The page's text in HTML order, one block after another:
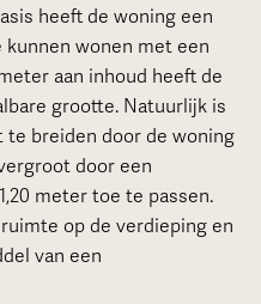
heeft de woning een
wonen met een
aan inhoud heeft de
grootte. Natuurlijk is
breiden door de woning
door een
meter toe te passen.
op de verdieping en
van een